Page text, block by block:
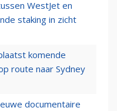
WestJet en
staking in zicht
komende
route naar Sydney
documentaire